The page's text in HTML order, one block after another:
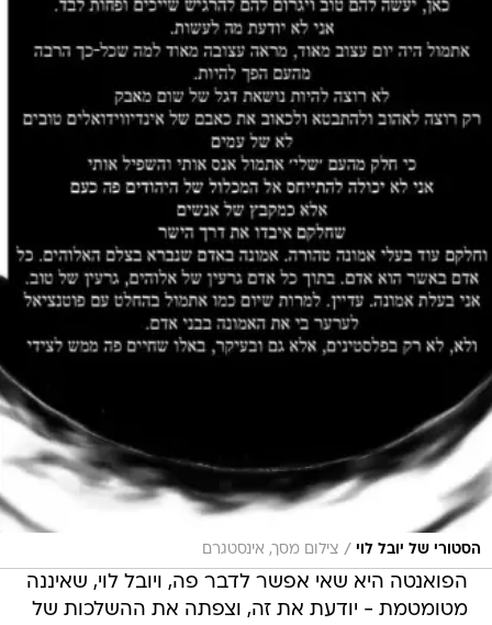
הסטורי של יובל לוי / צילום מסך, אינסטגרם
הפואנטה היא שאי אפשר לדבר פה, ויובל לוי, שאיננה
מטומטמת - יודעת את זה, וצפתה את ההשלכות של